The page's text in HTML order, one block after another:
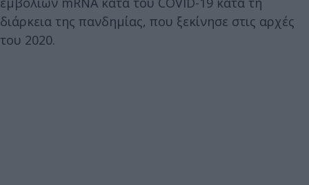
διάρκεια της πανδημίας, που ξεκίνησε στις αρχές
του 2020.